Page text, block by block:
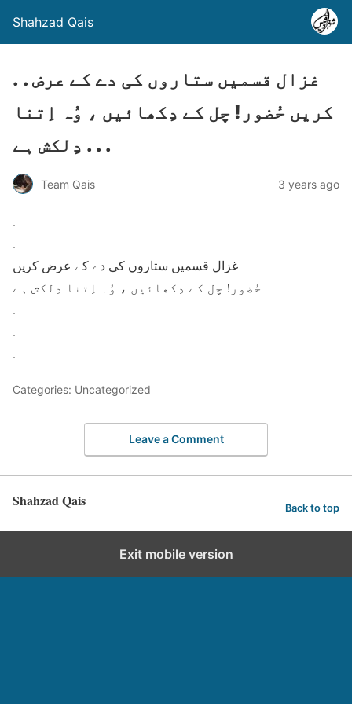
Shahzad Qais
. . غزال قسمیں ستاروں کی دے کے عرض
کریں حُضور! چل کے دِکھائیں ، وُہ اِتنا
دِلکش ہے . . .
Team Qais 3 years ago
.
.
غزال قسمیں ستاروں کی دے کے عرض کریں
حُضور! چل کے دِکھائیں ، وُہ اِتنا دِلکش ہے
.
.
.
Categories: Uncategorized
Leave a Comment
Shahzad Qais Back to top
Exit mobile version